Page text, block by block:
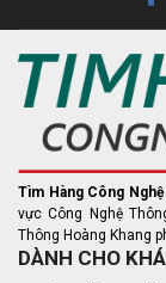
Tìm Hàng Công Nghệ
vực Công Nghệ
Thông Hoàng Khang
DÀNH CHO